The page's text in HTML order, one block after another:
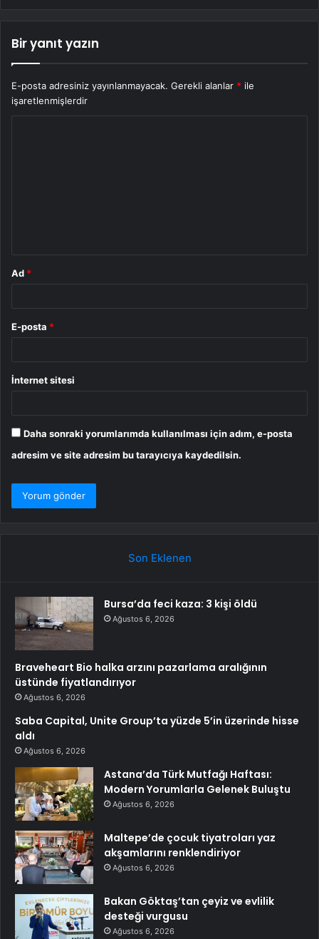
Bir yanıt yazın
E-posta adresiniz yayınlanmayacak. Gerekli alanlar * ile
işaretlenmişlerdir
Ad *
E-posta *
İnternet sitesi
Daha sonraki yorumlarımda kullanılması için adım, e-posta
adresim ve site adresim bu tarayıcıya kaydedilsin.
Son Eklenen
Bursa’da feci kaza: 3 kişi öldü
Ağustos 6, 2026
Braveheart Bio halka arzını pazarlama aralığının
üstünde fiyatlandırıyor
Ağustos 6, 2026
Saba Capital, Unite Group’ta yüzde 5’in üzerinde hisse
aldı
Ağustos 6, 2026
Astana’da Türk Mutfağı Haftası:
Modern Yorumlarla Gelenek Buluştu
Ağustos 6, 2026
Maltepe’de çocuk tiyatroları yaz
akşamlarını renklendiriyor
Ağustos 6, 2026
Bakan Göktaş’tan çeyiz ve evlilik
desteği vurgusu
Ağustos 6, 2026